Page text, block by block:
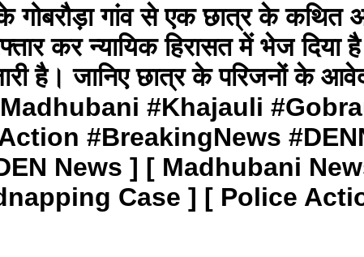
गोबरौड़ा गांव से एक छात्र के कथित
कर न्यायिक हिरासत में भेज
जारी है। जानिए छात्र के परिजनों के
#Madhubani #Khajauli
#BreakingNews
News ] [ Madhubani
Case ] [ Police